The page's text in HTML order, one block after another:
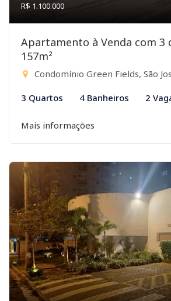
R$ 1.100.000
Apartamento à Venda com 3
157m²
Condomínio Green Fields, São
3 Quartos 4 Banheiros 2
Mais informações